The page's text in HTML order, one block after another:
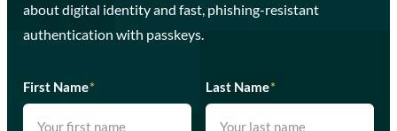
about digital identity and fast, phishing-resistant
authentication with passkeys.
First Name* Last Name*